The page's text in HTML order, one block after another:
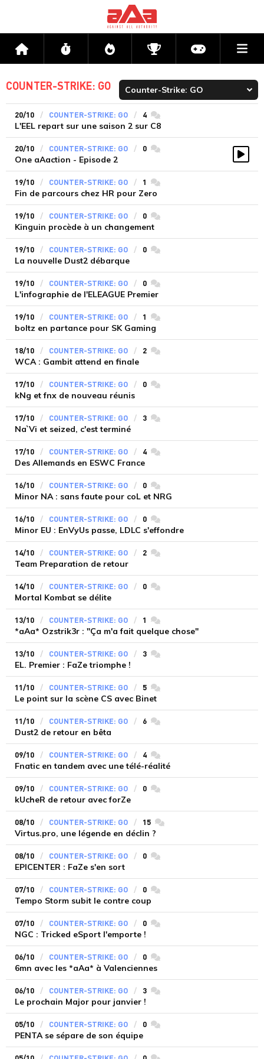
Accueil Flux Directs CompétitionsActu jeux
COUNTER-STRIKE: GO
20/10 COUNTER-STRIKE: GO 4 commentaires
L'EEL repart sur une saison 2 sur C8
20/10 COUNTER-STRIKE: GO 0 commentaires
One aAaction - Episode 2
19/10 COUNTER-STRIKE: GO 1 commentaires
Fin de parcours chez HR pour Zero
19/10 COUNTER-STRIKE: GO 0 commentaires
Kinguin procède à un changement
19/10 COUNTER-STRIKE: GO 0 commentaires
La nouvelle Dust2 débarque
19/10 COUNTER-STRIKE: GO 0 commentaires
L'infographie de l'ELEAGUE Premier
19/10 COUNTER-STRIKE: GO 1 commentaires
boltz en partance pour SK Gaming
18/10 COUNTER-STRIKE: GO 2 commentaires
WCA : Gambit attend en finale
17/10 COUNTER-STRIKE: GO 0 commentaires
kNg et fnx de nouveau réunis
17/10 COUNTER-STRIKE: GO 3 commentaires
Na`Vi et seized, c'est terminé
17/10 COUNTER-STRIKE: GO 4 commentaires
Des Allemands en ESWC France
16/10 COUNTER-STRIKE: GO 0 commentaires
Minor NA : sans faute pour coL et NRG
16/10 COUNTER-STRIKE: GO 0 commentaires
Minor EU : EnVyUs passe, LDLC s'effondre
14/10 COUNTER-STRIKE: GO 2 commentaires
Team Preparation de retour
14/10 COUNTER-STRIKE: GO 0 commentaires
Mortal Kombat se délite
13/10 COUNTER-STRIKE: GO 1 commentaires
*aAa* Ozstrik3r : "Ça m'a fait quelque chose"
13/10 COUNTER-STRIKE: GO 3 commentaires
EL. Premier : FaZe triomphe !
11/10 COUNTER-STRIKE: GO 5 commentaires
Le point sur la scène CS avec Binet
11/10 COUNTER-STRIKE: GO 6 commentaires
Dust2 de retour en bêta
09/10 COUNTER-STRIKE: GO 4 commentaires
Fnatic en tandem avec une télé-réalité
09/10 COUNTER-STRIKE: GO 0 commentaires
kUcheR de retour avec forZe
08/10 COUNTER-STRIKE: GO 15 commentaires
Virtus.pro, une légende en déclin ?
08/10 COUNTER-STRIKE: GO 0 commentaires
EPICENTER : FaZe s'en sort
07/10 COUNTER-STRIKE: GO 0 commentaires
Tempo Storm subit le contre coup
07/10 COUNTER-STRIKE: GO 0 commentaires
NGC : Tricked eSport l'emporte !
06/10 COUNTER-STRIKE: GO 0 commentaires
6mn avec les *aAa* à Valenciennes
06/10 COUNTER-STRIKE: GO 3 commentaires
Le prochain Major pour janvier !
05/10 COUNTER-STRIKE: GO 0 commentaires
PENTA se sépare de son équipe